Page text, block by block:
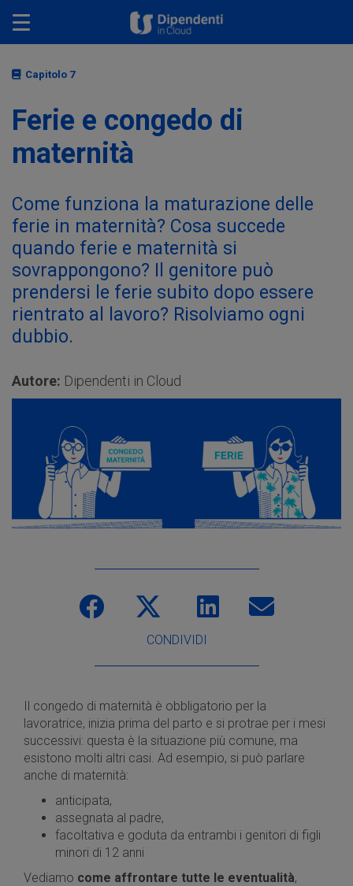
Toggle navigation
Capitolo 7
Ferie e congedo di
maternità
Come funziona la maturazione delle
ferie in maternità? Cosa succede
quando ferie e maternità si
sovrappongono? Il genitore può
prendersi le ferie subito dopo essere
rientrato al lavoro? Risolviamo ogni
dubbio.
Autore: Dipendenti in Cloud
CONDIVIDI
Il congedo di maternità è obbligatorio per la
lavoratrice, inizia prima del parto e si protrae per i mesi
successivi: questa è la situazione più comune, ma
esistono molti altri casi. Ad esempio, si può parlare
anche di maternità:
anticipata,
assegnata al padre,
facoltativa e goduta da entrambi i genitori di figli
minori di 12 anni
Vediamo come affrontare tutte le eventualità,